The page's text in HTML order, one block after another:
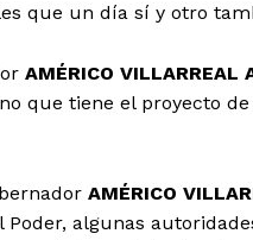
que un día sí y otro
AMÉRICO VILLARREAL
que tiene el proyecto
AMÉRICO
algunas